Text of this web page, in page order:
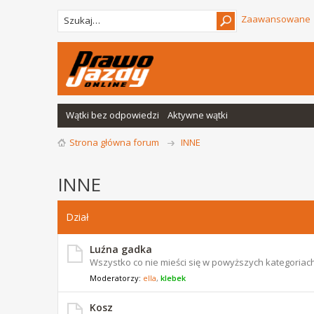
Zaawansowane
Wątki bez odpowiedzi Aktywne wątki
Strona główna forum INNE
INNE
Dział
Luźna gadka
Wszystko co nie mieści się w powyższych
Moderatorzy: ella, klebek
Kosz